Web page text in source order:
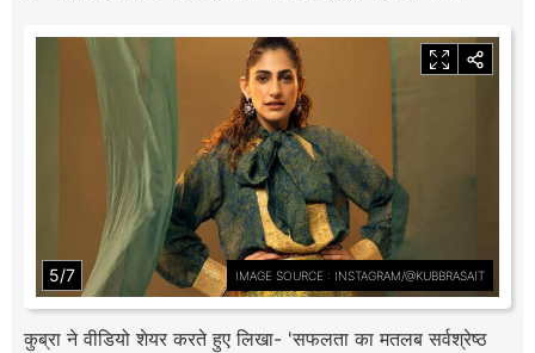
5/7 IMAGE SOURCE : INSTAGRAM/@KUBBRASAIT
कुब्रा ने वीडियो शेयर करते हुए लिखा- 'सफलता का मतलब सर्वश्रेष्ठ